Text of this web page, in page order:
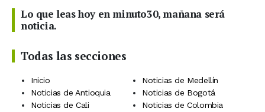
Lo que leas hoy en minuto30, mañana será
noticia.
Todas las secciones
Inicio
Noticias de Medellín
Noticias de Antioquia
Noticias de Bogotá
Noticias de Cali
Noticias de Colombia